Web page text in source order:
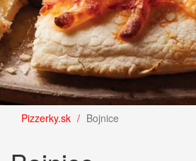
Pizzerky.sk Bojnice